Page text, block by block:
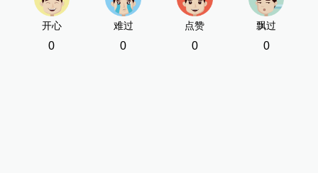
开心
0
难过
0
点赞
0
飘过
0